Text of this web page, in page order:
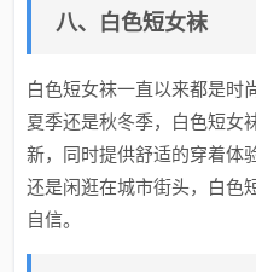
八、白色短女袜
白色短女袜一直以来都是时
夏季还是秋冬季，白色短女
新，同时提供舒适的穿着体
还是闲逛在城市街头，白色
自信。